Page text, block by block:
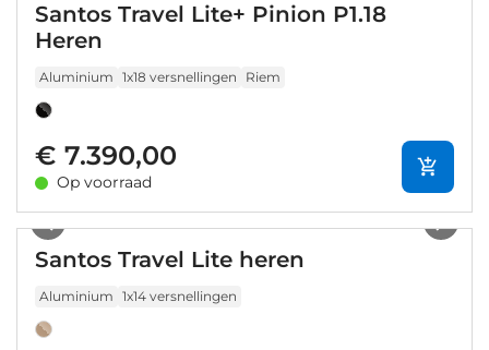
Santos Travel Lite+ Pinion P1.18
Heren
Aluminium 1x18 versnellingen Riem
€ 7.390,00
Op voorraad
Santos Travel Lite heren
Aluminium 1x14 versnellingen